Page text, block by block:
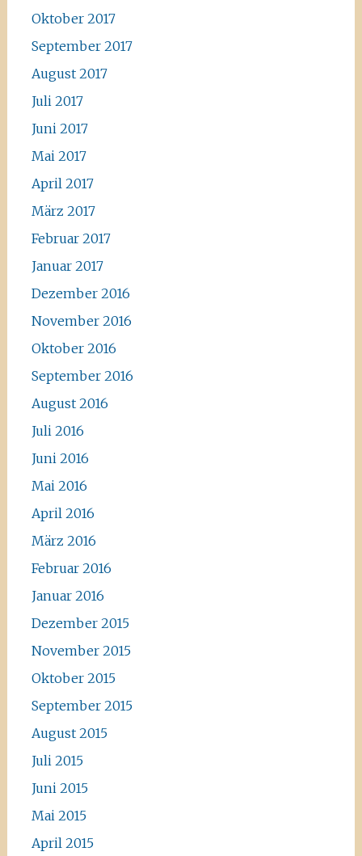
Oktober 2017
September 2017
August 2017
Juli 2017
Juni 2017
Mai 2017
April 2017
März 2017
Februar 2017
Januar 2017
Dezember 2016
November 2016
Oktober 2016
September 2016
August 2016
Juli 2016
Juni 2016
Mai 2016
April 2016
März 2016
Februar 2016
Januar 2016
Dezember 2015
November 2015
Oktober 2015
September 2015
August 2015
Juli 2015
Juni 2015
Mai 2015
April 2015